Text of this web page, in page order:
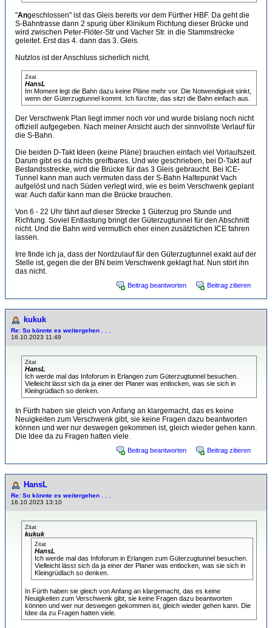
"Angeschlossen" ist das Gleis bereits vor dem Fürther HBF. Da geht die
S-Bahntrasse dann 2 spurig über Klinikum Richtung dieser Brücke und
wird zwischen Peter-Flöter-Str und Vacher Str. in die Stammstrecke
geleitet. Erst das 4. dann das 3. Gleis.
Nutzlos ist der Anschluss sicherlich nicht.
Zitat
HansL
Im Moment legt die Bahn dazu keine Pläne mehr vor. Die Notwendigkeit sinkt,
wenn der Güterzugtunnel kommt. Ich fürchte, das sitzt die Bahn einfach aus.
Der Verschwenk Plan liegt immer noch vor und wurde bislang noch nicht
offiziell aufgegeben. Nach meiner Ansicht auch der sinnvollste Verlauf für
die S-Bahn.
Die beiden D-Takt Ideen (keine Pläne) brauchen einfach viel Vorlaufszeit.
Darum gibt es da nichts greifbares. Und wie geschrieben, bei D-Takt auf
Bestandsstrecke, wird die Brücke für das 3 Gleis gebraucht. Bei ICE-
Tunnel kann man auch vermuten dass der S-Bahn Haltepunkt Vach
aufgelöst und nach Süden verlegt wird, wie es beim Verschwenk geplant
war. Auch dafür kann man die Brücke brauchen.
Von 6 - 22 Uhr fährt auf dieser Strecke 1 Güterzug pro Stunde und
Richtung. Soviel Entlastung bringt der Güterzugtunnel für den Abschnitt
nicht. Und die Bahn wird vermutlich eher einen zusätzlichen ICE fahren
lassen.
Irre finde ich ja, dass der Nordzulauf für den Güterzugtunnel exakt auf der
Stelle ist, gegen die der BN beim Verschwenk geklagt hat. Nun stört ihn
das nicht.
Beitrag beantworten Beitrag zitieren
kukuk
Re: So könnte es weitergehen . . .
16.10.2023 11:49
Zitat
HansL
Ich werde mal das Infoforum in Erlangen zum Güterzugtunnel besuchen.
Vielleicht lässt sich da ja einer der Planer was entlocken, was sie sich in
Kleingrüdlach so denken.
In Fürth haben sie gleich von Anfang an klargemacht, das es keine
Neuigkeiten zum Verschwenk gibt, sie keine Fragen dazu beantworten
können und wer nur deswegen gekommen ist, gleich wieder gehen kann.
Die Idee da zu Fragen hatten viele.
Beitrag beantworten Beitrag zitieren
HansL
Re: So könnte es weitergehen . . .
16.10.2023 13:10
Zitat
kukuk
Zitat
HansL
Ich werde mal das Infoforum in Erlangen zum Güterzugtunnel besuchen.
Vielleicht lässt sich da ja einer der Planer was entlocken, was sie sich in
Kleingrüdlach so denken.
In Fürth haben sie gleich von Anfang an klargemacht, das es keine
Neuigkeiten zum Verschwenk gibt, sie keine Fragen dazu beantworten
können und wer nur deswegen gekommen ist, gleich wieder gehen kann. Die
Idee da zu Fragen hatten viele.